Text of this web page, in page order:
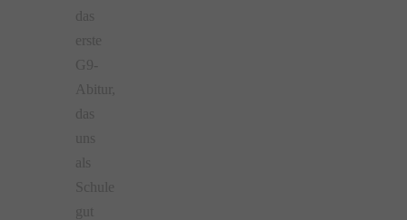
das
erste
G9-
Abitur,
das
uns
als
Schule
gut